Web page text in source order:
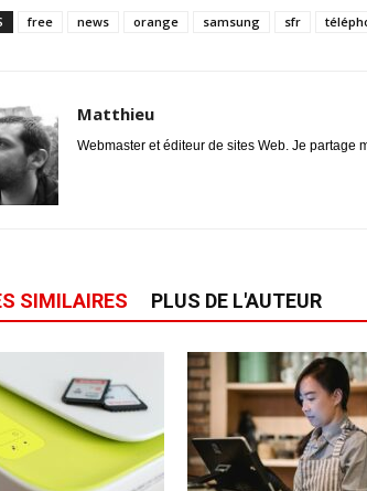
free news orange samsung sfr
Matthieu
Webmaster et éditeur de sites Web. Je partage
SIMILAIRES PLUS DE L'AUTEUR